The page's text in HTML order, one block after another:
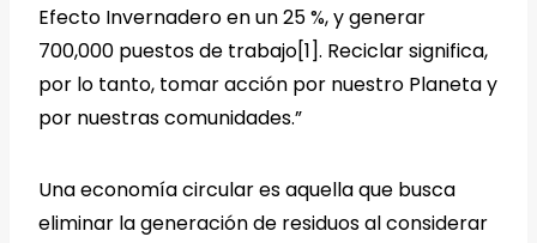
Efecto Invernadero en un 25 %, y generar
700,000 puestos de trabajo[1]. Reciclar significa,
por lo tanto, tomar acción por nuestro Planeta y
por nuestras comunidades.”
Una economía circular es aquella que busca
eliminar la generación de residuos al considerar